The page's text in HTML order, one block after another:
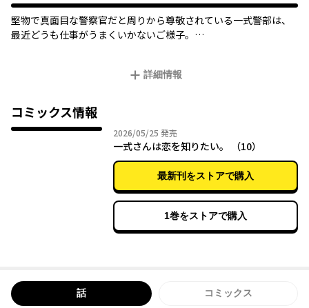
堅物で真面目な警察官だと周りから尊敬されている一式警部は、
最近どうも仕事がうまくいかないご様子。
とあることから悩みの原因が判明した彼女は、問題を解決すべく
恋を知らない乙女が擬似カップルとしてお付き合いに大挑戦な、
ラブコメディ！
※2話目まで旧タイトル「鋼鉄のリンナは××されたい」表記とな
詳細情報
コミックス情報
2026/05/25 2026年05月25日
発売
一式さんは恋を知りたい。 （10）
最新刊をストアで購入
1巻をストアで購入
話 コミックス